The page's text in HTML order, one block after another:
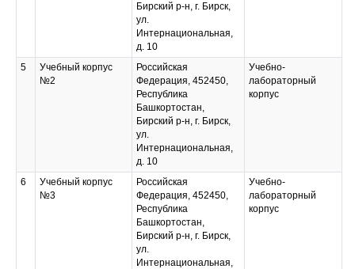
Бирский р-н, г. Бирск,
ул.
Интернациональная,
д. 10
5
Учебный корпус
№2
Российская
Федерация, 452450,
Республика
Башкортостан,
Бирский р-н, г. Бирск,
ул.
Интернациональная,
д. 10
Учебно-
лабораторный
корпус
6
Учебный корпус
№3
Российская
Федерация, 452450,
Республика
Башкортостан,
Бирский р-н, г. Бирск,
ул.
Интернациональная,
Учебно-
лабораторный
корпус